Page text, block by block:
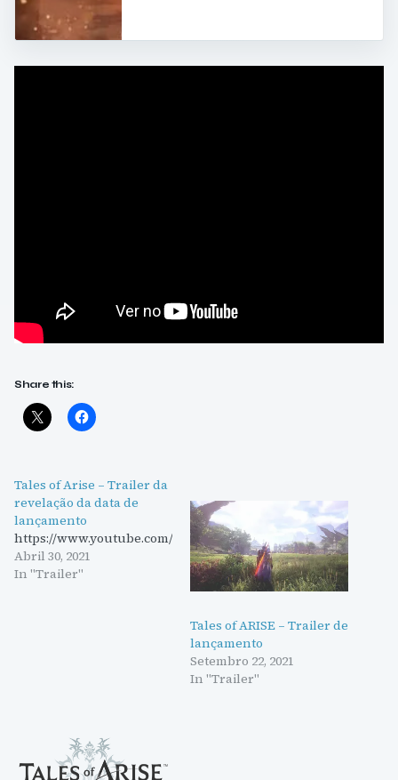
Share this:
Tales of Arise – Trailer da
revelação da data de
lançamento
https://www.youtube.com/embed/UE9d2p5FDn8
Abril 30, 2021
In "Trailer"
Tales of ARISE – Trailer de
lançamento
Setembro 22, 2021
In "Trailer"